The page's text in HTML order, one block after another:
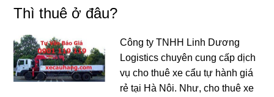
Thì thuê ở đâu?
Công ty TNHH Linh Dương
Logistics chuyên cung cấp dịch
vụ cho thuê xe cẩu tự hành giá
rẻ tại Hà Nôi. Như, cho thuê xe